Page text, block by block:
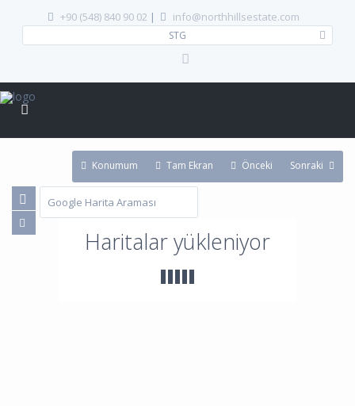
+90 (548) 840 90 02 | info@northhillsestate.com
STG
Haritalar yükleniyor
Konumum Tam Ekran Önceki Sonraki